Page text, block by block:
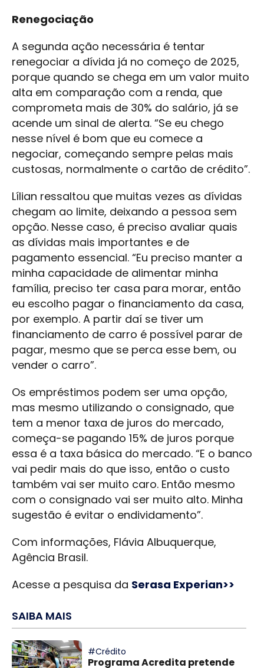
Renegociação
A segunda ação necessária é tentar
renegociar a dívida já no começo de 2025,
porque quando se chega em um valor muito
alta em comparação com a renda, que
comprometa mais de 30% do salário, já se
acende um sinal de alerta. “Se eu chego
nesse nível é bom que eu comece a
negociar, começando sempre pelas mais
custosas, normalmente o cartão de crédito”.
Lílian ressaltou que muitas vezes as dívidas
chegam ao limite, deixando a pessoa sem
opção. Nesse caso, é preciso avaliar quais
as dívidas mais importantes e de
pagamento essencial. “Eu preciso manter a
minha capacidade de alimentar minha
família, preciso ter casa para morar, então
eu escolho pagar o financiamento da casa,
por exemplo. A partir daí se tiver um
financiamento de carro é possível parar de
pagar, mesmo que se perca esse bem, ou
vender o carro”.
Os empréstimos podem ser uma opção,
mas mesmo utilizando o consignado, que
tem a menor taxa de juros do mercado,
começa-se pagando 15% de juros porque
essa é a taxa básica do mercado. “E o banco
vai pedir mais do que isso, então o custo
também vai ser muito caro. Então mesmo
com o consignado vai ser muito alto. Minha
sugestão é evitar o endividamento”.
Com informações, Flávia Albuquerque,
Agência Brasil.
Acesse a pesquisa da Serasa Experian>>
SAIBA MAIS
#Crédito
Programa Acredita pretende